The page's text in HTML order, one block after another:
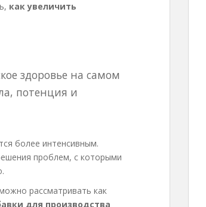
как увеличить
здоровье на самом
потенция и
более интенсивным.
проблем, с которыми
рассматривать как
для производства